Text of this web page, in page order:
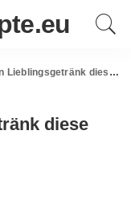
diese Saison:Erdbeer-Limonade
diese